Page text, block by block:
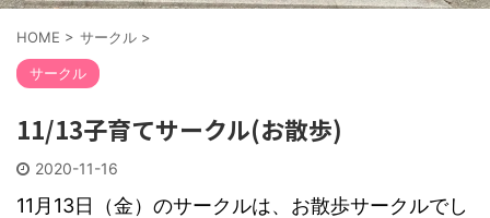
HOME > サークル >
サークル
11/13子育てサークル(お散歩)
2020-11-16
11月13日（金）のサークルは、お散歩サークルでし